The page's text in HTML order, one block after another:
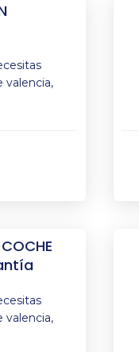
valencia,
valencia,